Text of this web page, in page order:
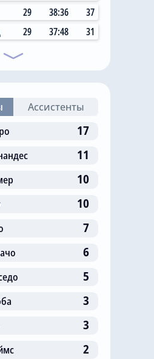
11:14
в «Челси»
«старый дядя» в
29 38:36
37
29 37:48 31
Ассистенты
17
11
10
10
7
6
5
3
3
2